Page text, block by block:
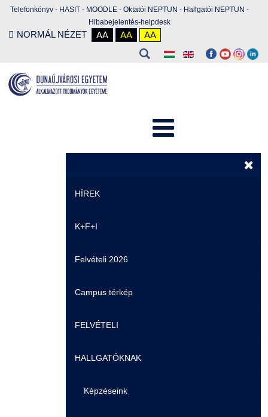
Telefonkönyv - HASIT - MOODLE - Oktatói NEPTUN - Hallgatói NEPTUN -
Hibabejelentés-helpdesk
NORMÁL NÉZET AA AA AA
HÍREK
Hírek
Események
Videók
Álláshirdetések
K+F+I
Felvételi 2026
Campus térkép
FELVÉTELI
Pontozási rendszer szabályai
Felvetteknek
HALLGATÓKNAK
Képzéseink